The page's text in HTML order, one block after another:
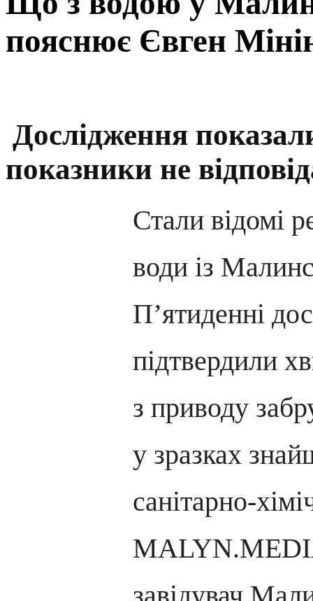
пояснює Євген
Дослідження
показники не
Стали відомі
води із
П’ятиденні
підтвердили
з приводу
у зразках
санітарно-